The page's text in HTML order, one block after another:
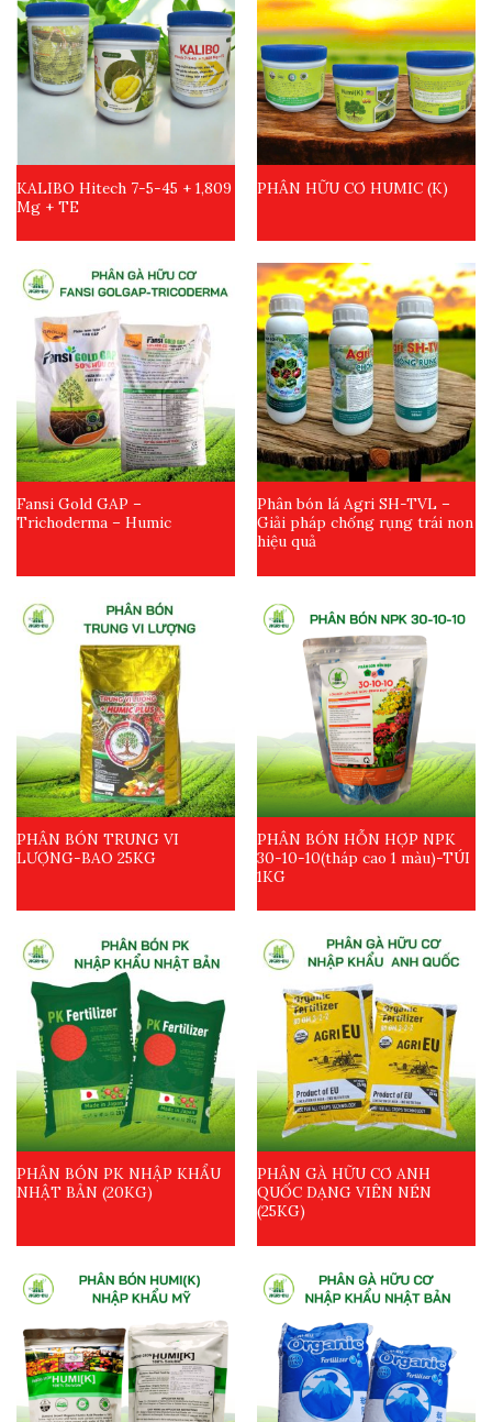
KALIBO Hitech 7-5-45 + 1,809
Mg + TE
PHÂN HỮU CƠ HUMIC (K)
Fansi Gold GAP –
Trichoderma – Humic
Phân bón lá Agri SH-TVL –
Giải pháp chống rụng trái non
hiệu quả
PHÂN BÓN TRUNG VI
LƯỢNG-BAO 25KG
PHÂN BÓN HỖN HỢP NPK
30-10-10(tháp cao 1 màu)-TÚI
1KG
PHÂN BÓN PK NHẬP KHẨU
NHẬT BẢN (20KG)
PHÂN GÀ HỮU CƠ ANH
QUỐC DẠNG VIÊN NÉN
(25KG)